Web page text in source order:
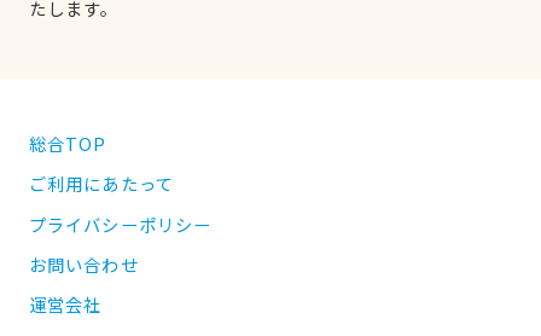
たします。
総合TOP
ご利用にあたって
プライバシーポリシー
お問い合わせ
運営会社